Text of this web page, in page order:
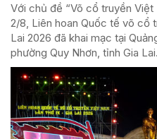
Với chủ đề “Võ cổ truyền Việt
2/8, Liên hoan Quốc tế võ cổ
Lai 2026 đã khai mạc tại
phường Quy Nhơn, tỉnh Gia Lai.